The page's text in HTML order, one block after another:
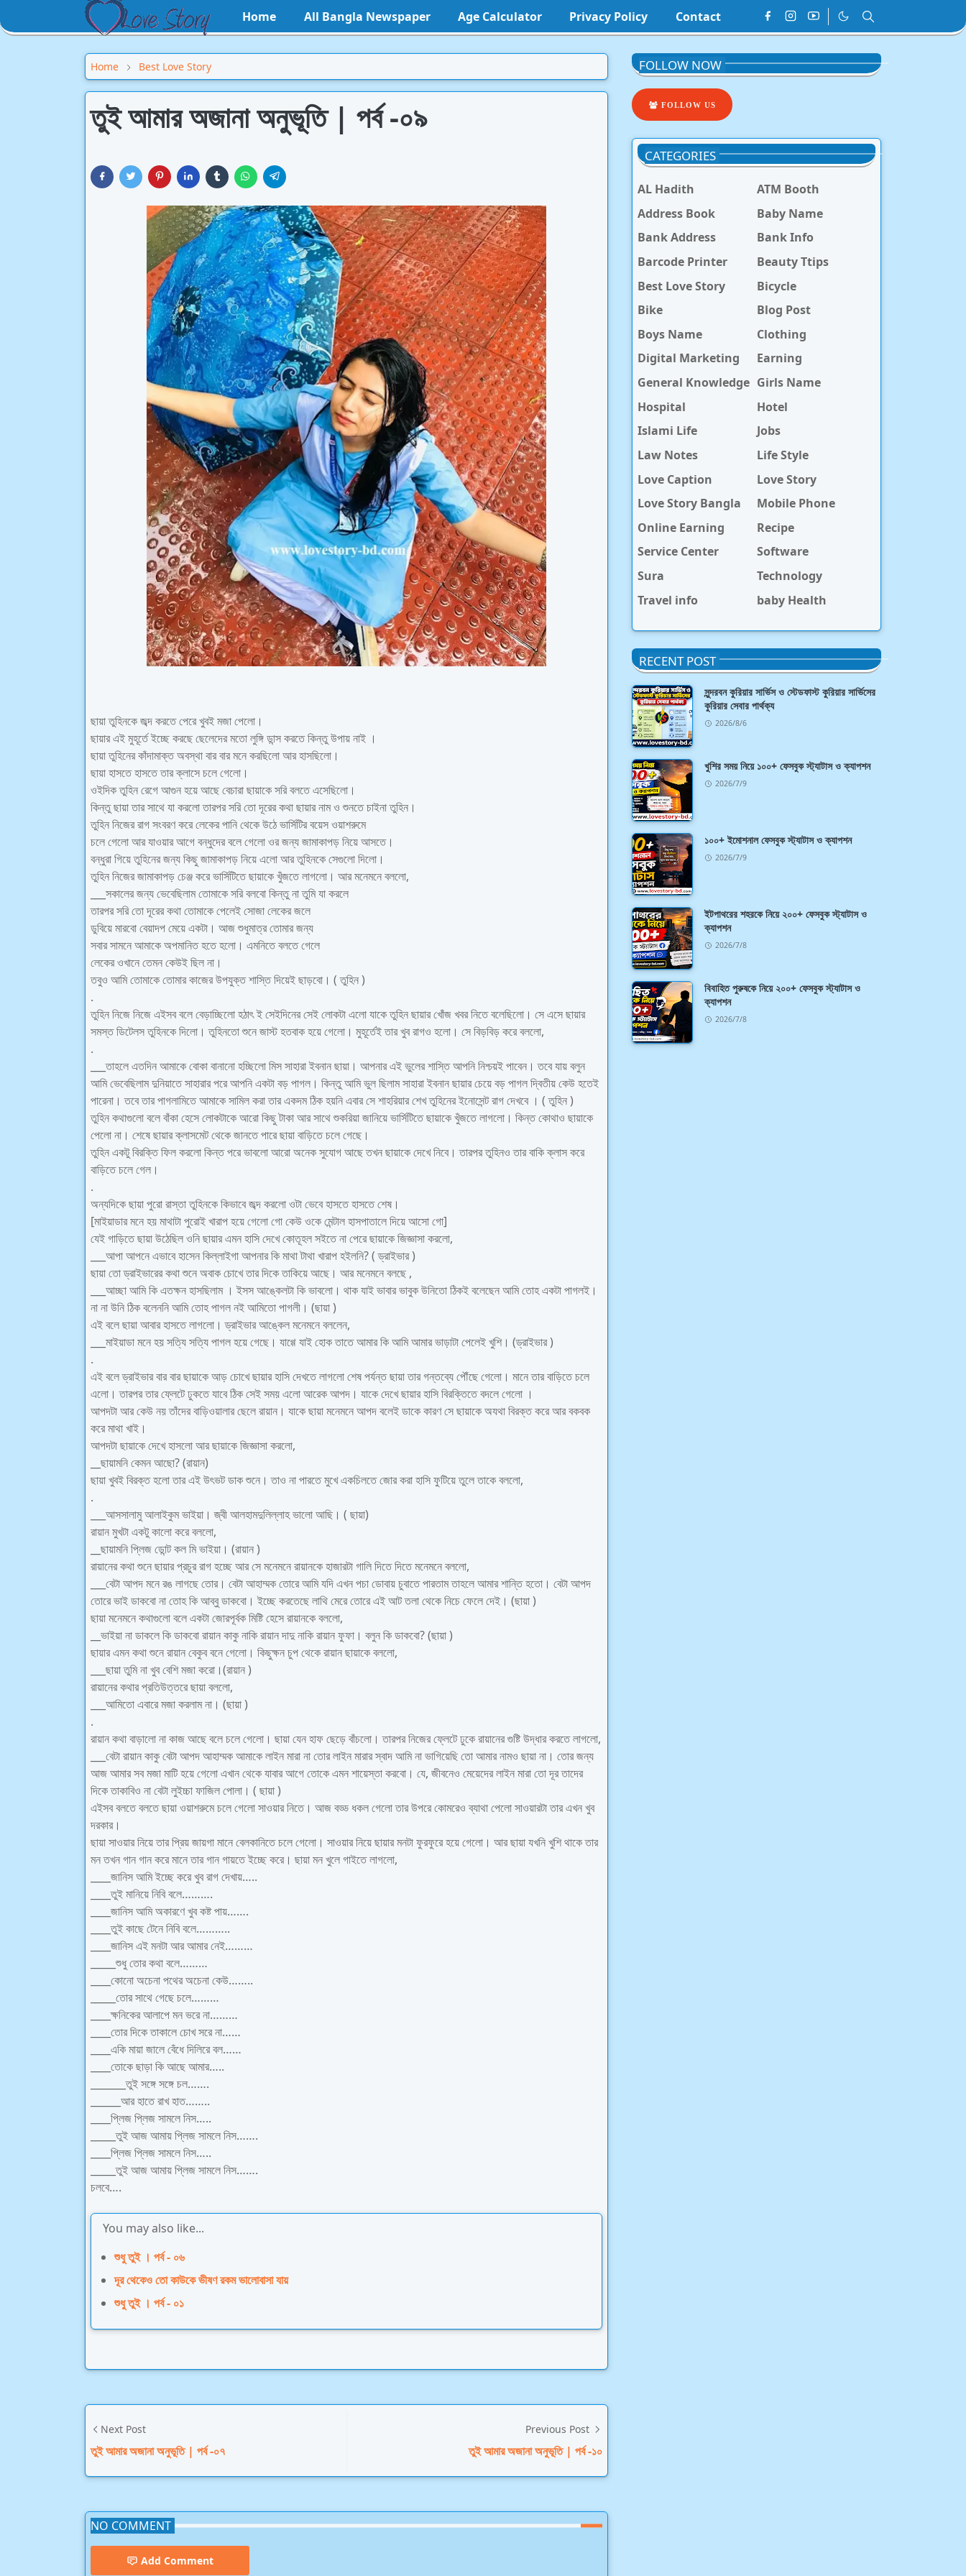
Home All Bangla Newspaper Age Calculator Privacy Policy Contact
Home Best Love Story
তুই আমার অজানা অনুভূতি | পর্ব -০৯
ছায়া তুহিনকে জব্দ করতে পেরে খুবই মজা পেলো।
ছায়ার এই মুহূর্তে ইচ্ছে করছে ছেলেদের মতো লুঙ্গি ডান্স করতে কিন্তু উপায় নাই ।
ছায়া তুহিনের কাঁদামাক্ত অবস্থা বার বার মনে করছিলো আর হাসছিলো।
ছায়া হাসতে হাসতে তার ক্লাসে চলে গেলো।
ওইদিক তুহিন রেগে আগুন হয়ে আছে বেচারা ছায়াকে সরি বলতে এসেছিলো।
কিন্তু ছায়া তার সাথে যা করলো তারপর সরি তো দূরের কথা ছায়ার নাম ও শুনতে চাইনা তুহিন।
তুহিন নিজের রাগ সংবরণ করে লেকের পানি থেকে উঠে ভার্সিটির বয়েস ওয়াশরুমে
চলে গেলো আর যাওয়ার আগে বন্ধুদের বলে গেলো ওর জন্য জামাকাপড় নিয়ে আসতে।
বন্ধুরা গিয়ে তুহিনের জন্য কিছু জামাকাপড় নিয়ে এলো আর তুহিনকে সেগুলো দিলো।
তুহিন নিজের জামাকাপড় চেঞ্জ করে ভার্সিটিতে ছায়াকে খুঁজতে লাগলো। আর মনেমনে বললো,
___সকালের জন্য ভেবেছিলাম তোমাকে সরি বলবো কিন্তু না তুমি যা করলে
তারপর সরি তো দূরের কথা তোমাকে পেলেই সোজা লেকের জলে
ডুবিয়ে মারবো বেয়াদপ মেয়ে একটা। আজ শুধুমাত্র তোমার জন্য
সবার সামনে আমাকে অপমানিত হতে হলো। এমনিতে বলতে গেলে
লেকের ওখানে তেমন কেউই ছিল না।
তবুও আমি তোমাকে তোমার কাজের উপযুক্ত শাস্তি দিয়েই ছাড়বো। ( তুহিন )
.
তুহিন নিজে নিজে এইসব বলে বেড়াচ্ছিলো হঠাৎ ই সেইদিনের সেই লোকটা এলো যাকে তুহিন ছায়ার খোঁজ খবর নিতে বলেছিলো। সে এসে ছায়ার
সমস্ত ডিটেলস তুহিনকে দিলো। তুহিনতো শুনে জাস্ট হতবাক হয়ে গেলো। মুহূর্তেই তার খুব রাগও হলো। সে বিড়বিড় করে বললো,
.
___তাহলে এতদিন আমাকে বোকা বানানো হচ্ছিলো মিস সাহারা ইবনান ছায়া। আপনার এই ভুলের শাস্তি আপনি নিশ্চয়ই পাবেন। তবে যায় বলুন
আমি ভেবেছিলাম দুনিয়াতে সাহারার পরে আপনি একটা বড় পাগল। কিন্তু আমি ভুল ছিলাম সাহারা ইবনান ছায়ার চেয়ে বড় পাগল দ্বিতীয় কেউ হতেই
পারেনা। তবে তার পাগলামিতে আমাকে সামিল করা তার একদম ঠিক হয়নি এবার সে শাহরিয়ার শেখ তুহিনের ইনোসেন্ট রাগ দেখবে । ( তুহিন )
তুহিন কথাগুলো বলে বাঁকা হেসে লোকটাকে আরো কিছু টাকা আর সাথে শুকরিয়া জানিয়ে ভার্সিটিতে ছায়াকে খুঁজতে লাগলো। কিন্ত কোথাও ছায়াকে
পেলো না। শেষে ছায়ার ক্লাসমেট থেকে জানতে পারে ছায়া বাড়িতে চলে গেছে।
তুহিন একটু বিরক্তি ফিল করলো কিন্ত পরে ভাবলো আরো অনেক সুযোগ আছে তখন ছায়াকে দেখে নিবে। তারপর তুহিনও তার বাকি ক্লাস করে
বাড়িতে চলে গেল।
.
অন্যদিকে ছায়া পুরো রাস্তা তুহিনকে কিভাবে জব্দ করলো ওটা ভেবে হাসতে হাসতে শেষ।
[মাইয়াডার মনে হয় মাথাটা পুরোই খারাপ হয়ে গেলো গো কেউ ওকে মেন্টাল হাসপাতালে দিয়ে আসো গো]
যেই গাড়িতে ছায়া উঠেছিল ওনি ছায়ার এমন হাসি দেখে কোতূহল সইতে না পেরে ছায়াকে জিজ্ঞাসা করলো,
___আপা আপনে এভাবে হাসেন কিল্লাইগা আপনার কি মাথা টাথা খারাপ হইলনি? ( ড্রাইভার )
ছায়া তো ড্রাইভারের কথা শুনে অবাক চোখে তার দিকে তাকিয়ে আছে। আর মনেমনে বলছে ,
___আচ্ছা আমি কি এতক্ষন হাসছিলাম । ইসস আঙ্কেলটা কি ভাবলো। থাক যাই ভাবার ভাবুক উনিতো ঠিকই বলেছেন আমি তোহ একটা পাগলই।
না না উনি ঠিক বলেননি আমি তোহ পাগল নই আমিতো পাগলী। (ছায়া )
এই বলে ছায়া আবার হাসতে লাগলো। ড্রাইভার আঙ্কেল মনেমনে বললেন,
___মাইয়াডা মনে হয় সত্যি সত্যি পাগল হয়ে গেছে। যাগ্গে যাই হোক তাতে আমার কি আমি আমার ভাড়াটা পেলেই খুশি। (ড্রাইভার )
.
এই বলে ড্রাইভার বার বার ছায়াকে আড় চোখে ছায়ার হাসি দেখতে লাগলো শেষ পর্যন্ত ছায়া তার গন্তব্যে পৌঁছে গেলো। মানে তার বাড়িতে চলে
এলো। তারপর তার ফ্লেটে ঢুকতে যাবে ঠিক সেই সময় এলো আরেক আপদ। যাকে দেখে ছায়ার হাসি বিরক্তিতে বদলে গেলো ।
আপদটা আর কেউ নয় তাঁদের বাড়িওয়ালার ছেলে রায়ান। যাকে ছায়া মনেমনে আপদ বলেই ডাকে কারণ সে ছায়াকে অযথা বিরক্ত করে আর বকবক
করে মাথা খাই।
আপদটা ছায়াকে দেখে হাসলো আর ছায়াকে জিজ্ঞাসা করলো,
__ছায়ামনি কেমন আছো? (রায়ান)
ছায়া খুবই বিরক্ত হলো তার এই উৎভট ডাক শুনে। তাও না পারতে মুখে একচিলতে জোর করা হাসি ফুটিয়ে তুলে তাকে বললো,
.
___আসসালামু আলাইকুম ভাইয়া। জ্বী আলহামদুলিল্লাহ ভালো আছি। ( ছায়া)
রায়ান মুখটা একটু কালো করে বললো,
__ছায়ামনি প্লিজ ডোন্ট কল মি ভাইয়া। (রায়ান )
রায়ানের কথা শুনে ছায়ার প্রচুর রাগ হচ্ছে আর সে মনেমনে রায়ানকে হাজারটা গালি দিতে দিতে মনেমনে বললো,
___বেটা আপদ মনে রঙ লাগছে তোর। বেটা আহাম্মক তোরে আমি যদি এখন পচা ডোবায় চুবাতে পারতাম তাহলে আমার শান্তি হতো। বেটা আপদ
তোরে ভাই ডাকবো না তোহ কি আব্বু ডাকবো। ইচ্ছে করতেছে লাথি মেরে তোরে এই আট তলা থেকে নিচে ফেলে দেই। (ছায়া )
ছায়া মনেমনে কথাগুলো বলে একটা জোরপূর্বক মিষ্টি হেসে রায়ানকে বললো,
__ভাইয়া না ডাকলে কি ডাকবো রায়ান কাকু নাকি রায়ান দাদু নাকি রায়ান ফুফা। বলুন কি ডাকবো? (ছায়া )
ছায়ার এমন কথা শুনে রায়ান বেকুব বনে গেলো। কিছুক্ষন চুপ থেকে রায়ান ছায়াকে বললো,
___ছায়া তুমি না খুব বেশি মজা করো।(রায়ান )
রায়ানের কথার প্রতিউত্তরে ছায়া বললো,
___আমিতো এবারে মজা করলাম না। (ছায়া )
.
রায়ান কথা বাড়ালো না কাজ আছে বলে চলে গেলো। ছায়া যেন হাফ ছেড়ে বাঁচলো। তারপর নিজের ফ্লেটে ঢুকে রায়ানের গুষ্টি উদ্ধার করতে লাগলো,
___বেটা রায়ান কাকু বেটা আপদ আহাম্মক আমাকে লাইন মারা না তোর লাইন মারার স্বাদ আমি না ভাগিয়েছি তো আমার নামও ছায়া না। তোর জন্য
আজ আমার সব মজা মাটি হয়ে গেলো এখান থেকে যাবার আগে তোকে এমন শায়েস্তা করবো। যে, জীবনেও মেয়েদের লাইন মারা তো দূর তাদের
দিকে তাকাবিও না বেটা লুইচ্চা ফাজিল পোলা। ( ছায়া )
এইসব বলতে বলতে ছায়া ওয়াশরুমে চলে গেলো সাওয়ার নিতে। আজ বড্ড ধকল গেলো তার উপরে কোমরেও ব্যাথা পেলো সাওয়ারটা তার এখন খুব
দরকার।
ছায়া সাওয়ার নিয়ে তার প্রিয় জায়গা মানে বেলকানিতে চলে গেলো। সাওয়ার নিয়ে ছায়ার মনটা ফুরফুরে হয়ে গেলো। আর ছায়া যখনি খুশি থাকে তার
মন তখন গান গান করে মানে তার গান গায়তে ইচ্ছে করে। ছায়া মন খুলে গাইতে লাগলো,
____জানিস আমি ইচ্ছে করে খুব রাগ দেখায়…..
____তুই মানিয়ে নিবি বলে……….
____জানিস আমি অকারণে খুব কষ্ট পায়…….
____তুই কাছে টেনে নিবি বলে………..
____জানিস এই মনটা আর আমার নেই………
_____শুধু তোর কথা বলে………
____কোনো অচেনা পথের অচেনা কেউ……..
_____তোর সাথে গেছে চলে………
____ক্ষনিকের আলাপে মন ভরে না………
____তোর দিকে তাকালে চোখ সরে না……
____একি মায়া জালে বেঁধে দিলিরে বল……
____তোকে ছাড়া কি আছে আমার…..
_______তুই সঙ্গে সঙ্গে চল…….
______আর হাতে রাখ হাত……..
____প্লিজ প্লিজ সামলে নিস…..
_____তুই আজ আমায় প্লিজ সামলে নিস…….
____প্লিজ প্লিজ সামলে নিস…..
_____তুই আজ আমায় প্লিজ সামলে নিস…….
চলবে….
You may also like...
শুধু তুই । পর্ব - ০৬
দূর থেকেও তো কাউকে ভীষণ রকম ভালোবাসা যায়
শুধু তুই । পর্ব - ০১
Next Post
তুই আমার অজানা অনুভূতি | পর্ব -০৭
Previous Post
তুই আমার অজানা অনুভূতি | পর্ব -১০
NO COMMENT
Add Comment
FOLLOW NOW
FOLLOW US
CATEGORIES
AL Hadith
ATM Booth
Address Book
Baby Name
Bank Address
Bank Info
Barcode Printer
Beauty Ttips
Best Love Story
Bicycle
Bike
Blog Post
Boys Name
Clothing
Digital Marketing
Earning
General Knowledge Girls Name
Hospital
Hotel
Islami Life
Jobs
Law Notes
Life Style
Love Caption
Love Story
Love Story Bangla
Mobile Phone
Online Earning
Recipe
Service Center
Software
Sura
Technology
Travel info
baby Health
RECENT POST
সুন্দরবন কুরিয়ার সার্ভিস ও স্টেডফাস্ট কুরিয়ার সার্ভিসের
কুরিয়ার সেবার পার্থক্য
2026/8/6
খুশির সময় নিয়ে ১০০+ ফেসবুক স্ট্যাটাস ও ক্যাপশন
2026/7/9
১০০+ ইমোশনাল ফেসবুক স্ট্যাটাস ও ক্যাপশন
2026/7/9
ইটপাথরের শহরকে নিয়ে ২০০+ ফেসবুক স্ট্যাটাস ও
ক্যাপশন
2026/7/8
বিবাহিত পুরুষকে নিয়ে ২০০+ ফেসবুক স্ট্যাটাস ও
ক্যাপশন
2026/7/8